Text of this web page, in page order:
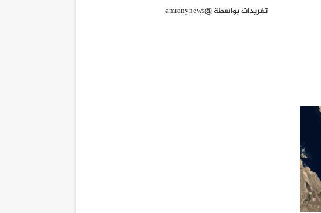
تغريدات بواسطة @amranynews